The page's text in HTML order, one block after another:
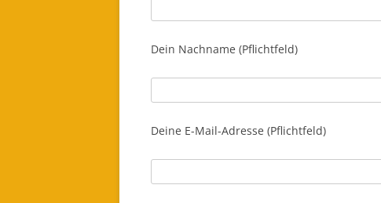
Dein Nachname (Pflichtfeld)
Deine E-Mail-Adresse (Pflichtfeld)